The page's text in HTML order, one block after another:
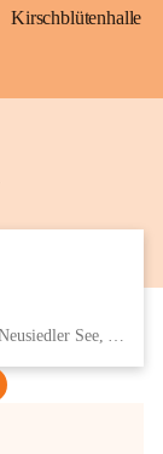
Kirschblütenhalle
Eisenstädter Straße 18, 7091 Breitenbrunn am Neusiedler See, AUT